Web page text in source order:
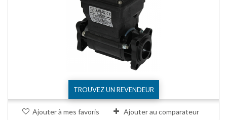
TROUVEZ UN REVENDEUR
Ajouter à mes favoris Ajouter au comparateur